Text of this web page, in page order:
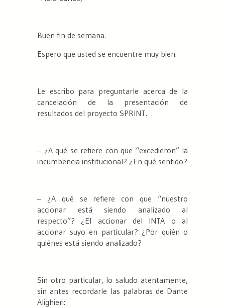
Buen fin de semana.
Espero que usted se encuentre muy bien.
Le escribo para preguntarle acerca de la
cancelación de la presentación de
resultados del proyecto SPRINT.
– ¿A qué se refiere con que “excedieron” la
incumbencia institucional? ¿En qué sentido?
– ¿A qué se refiere con que “nuestro
accionar está siendo analizado al
respecto”? ¿El accionar del INTA o al
accionar suyo en particular? ¿Por quién o
quiénes está siendo analizado?
Sin otro particular, lo saludo atentamente,
sin antes recordarle las palabras de Dante
Alighieri: